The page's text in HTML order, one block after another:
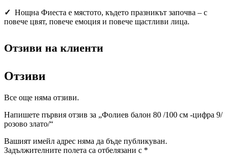
✓ Нощна Фиеста е мястото, където празникът започва – с
повече цвят, повече емоция и повече щастливи лица.
Отзиви на клиенти
Отзиви
Все още няма отзиви.
Напишете първия отзив за „Фолиев балон 80 /100 см -цифра 9/
розово злато/“
Вашият имейл адрес няма да бъде публикуван.
Задължителните полета са отбелязани с *